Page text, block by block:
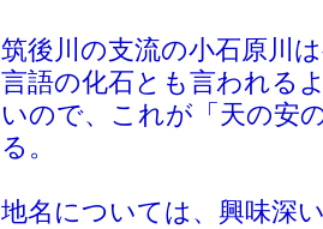
筑後川の支流の小石原川
言語の化石とも言われる
いので、これが「天の安
る。
地名については、興味深